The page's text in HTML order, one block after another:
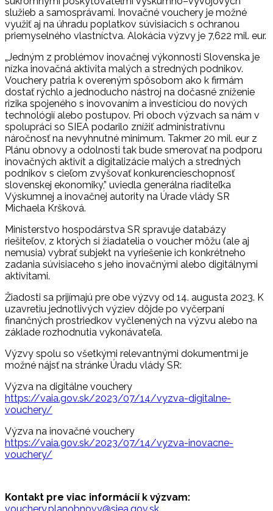
služieb a samosprávami. Inovačné vouchery je možné
využiť aj na úhradu poplatkov súvisiacich s ochranou
priemyselného vlastníctva. Alokácia výzvy je 7,622 mil. eur.
„Jedným z problémov inovačnej výkonnosti Slovenska je
nízka inovačná aktivita malých a stredných podnikov.
Vouchery patria k overeným spôsobom ako k firmám
dostať rýchlo a jednoducho nástroj na dočasné zníženie
rizika spojeného s inovovaním a investíciou do nových
technológií alebo postupov. Pri oboch výzvach sa nám v
spolupráci so SIEA podarilo znížiť administratívnu
náročnosť na nevyhnutné minimum. Takmer 20 mil. eur z
Plánu obnovy a odolnosti tak bude smerovať na podporu
inovačných aktivít a digitalizácie malých a stredných
podnikov s cieľom zvyšovať konkurencieschopnosť
slovenskej ekonomiky,” uviedla generálna riaditeľka
Výskumnej a inovačnej autority na Úrade vlády SR
Michaela Kršková.
Ministerstvo hospodárstva SR spravuje databázy
riešiteľov, z ktorých si žiadatelia o voucher môžu (ale aj
nemusia) vybrať subjekt na vyriešenie ich konkrétneho
zadania súvisiaceho s jeho inovačnými alebo digitálnymi
aktivitami.
Žiadosti sa prijímajú pre obe výzvy od 14. augusta 2023. K
uzavretiu jednotlivých výziev dôjde po vyčerpaní
finančných prostriedkov vyčlenených na výzvu alebo na
základe rozhodnutia vykonávateľa.
Výzvy spolu so všetkými relevantnými dokumentmi je
možné nájsť na stránke Úradu vlády SR:
Výzva na digitálne vouchery
https://vaia.gov.sk/2023/07/14/vyzva-digitalne-
vouchery/
Výzva na inovačné vouchery
https://vaia.gov.sk/2023/07/14/vyzva-inovacne-
vouchery/
Kontakt pre viac informácií k výzvam:
vouchery.planobnovy@siea.gov.sk